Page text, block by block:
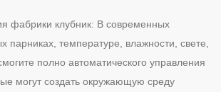
фабрики клубник: В современных
парниках, температуре, влажности, свете,
полно автоматического управления
могут создать окружающую среду